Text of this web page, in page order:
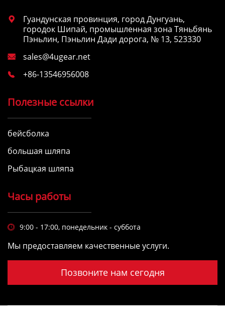

Гуандунская провинция, город Дунгуань,
городок Шипай, промышленная зона Тяньбянь
Пэньлин, Пэньлин Дади дорога, № 13, 523330
 sales@4ugear.net
 +86-13546956008
Полезные ссылки
бейсболка
большая шляпа
Рыбацкая шляпа
Часы работы
 9:00 - 17:00, понедельник - суббота
Мы предоставляем качественные услуги.
Позвоните нам сегодня